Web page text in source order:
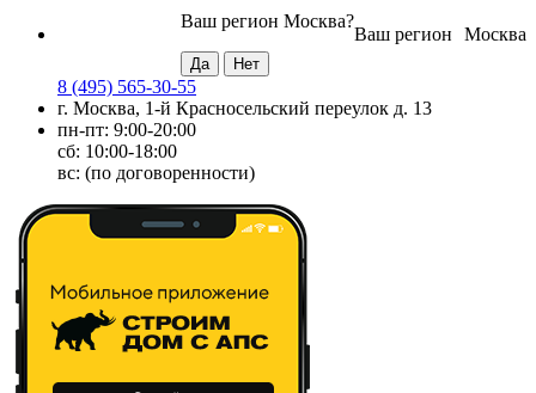
Москва
Ваш регион
Ваш регион Москва?
8 (495) 565-30-55
г. Москва, 1-й Красносельский переулок д. 13
пн-пт: 9:00-20:00
сб: 10:00-18:00
вс: (по договоренности)